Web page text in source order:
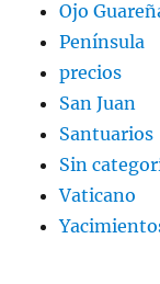
Ojo
Península
precios
San Juan
Santuarios
Sin
Vaticano